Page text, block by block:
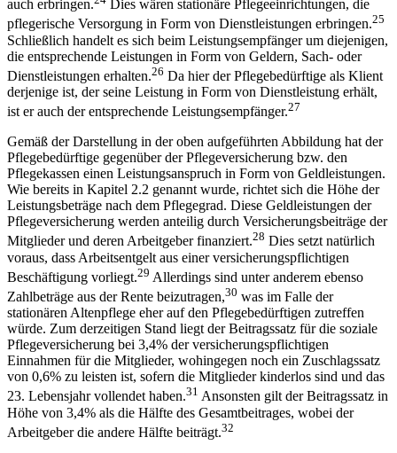
auch erbringen.
Dies wären stationäre Pflegeeinrichtungen, die
pflegerische Versorgung in Form von Dienstleistungen erbringen.25
Schließlich handelt es sich beim Leistungsempfänger um diejenigen,
die entsprechende Leistungen in Form von Geldern, Sach- oder
Dienstleistungen erhalten.26 Da hier der Pflegebedürftige als Klient
derjenige ist, der seine Leistung in Form von Dienstleistung erhält,
ist er auch der entsprechende Leistungsempfänger.27
Gemäß der Darstellung in der oben aufgeführten Abbildung hat der
Pflegebedürftige gegenüber der Pflegeversicherung bzw. den
Pflegekassen einen Leistungsanspruch in Form von Geldleistungen.
Wie bereits in Kapitel 2.2 genannt wurde, richtet sich die Höhe der
Leistungsbeträge nach dem Pflegegrad. Diese Geldleistungen der
Pflegeversicherung werden anteilig durch Versicherungsbeiträge der
Mitglieder und deren Arbeitgeber finanziert.28 Dies setzt natürlich
voraus, dass Arbeitsentgelt aus einer versicherungspflichtigen
Beschäftigung vorliegt.29 Allerdings sind unter anderem ebenso
Zahlbeträge aus der Rente beizutragen,30 was im Falle der
stationären Altenpflege eher auf den Pflegebedürftigen zutreffen
würde. Zum derzeitigen Stand liegt der Beitragssatz für die soziale
Pflegeversicherung bei 3,4% der versicherungspflichtigen
Einnahmen für die Mitglieder, wohingegen noch ein Zuschlagssatz
von 0,6% zu leisten ist, sofern die Mitglieder kinderlos sind und das
23. Lebensjahr vollendet haben.31 Ansonsten gilt der Beitragssatz in
Höhe von 3,4% als die Hälfte des Gesamtbeitrages, wobei der
Arbeitgeber die andere Hälfte beiträgt.32